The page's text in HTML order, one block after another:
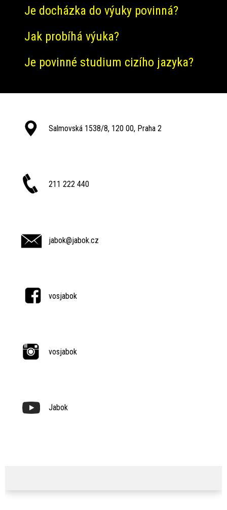
Je docházka do výuky povinná?
Jak probíhá výuka?
Je povinné studium cizího jazyka?
Salmovská 1538/8, 120 00, Praha 2
211 222 440
jabok@jabok.cz
vosjabok
vosjabok
Jabok